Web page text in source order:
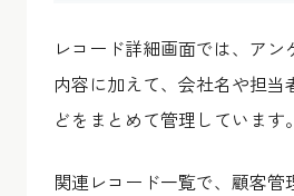
レコード詳細画面では、ア
内容に加えて、会社名や担当
どをまとめて管理しています。
関連レコード一覧で、顧客管